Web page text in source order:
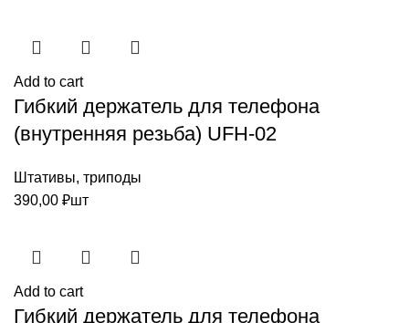
Add to cart
Гибкий держатель для телефона
(внутренняя резьба) UFH-02
Штативы, триподы
390,00 ₽шт
Add to cart
Гибкий держатель для телефона